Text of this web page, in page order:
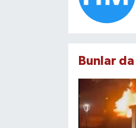
Bunlar